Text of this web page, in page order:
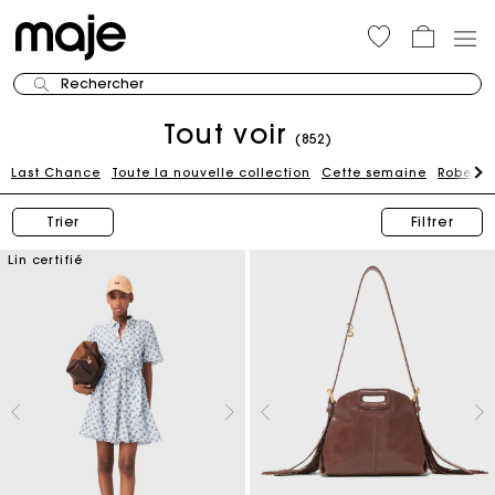
Rechercher
Tout voir (852)
Last Chance Toute la nouvelle collection Cette semaine Robes
Trier Filtrer
Lin certifié